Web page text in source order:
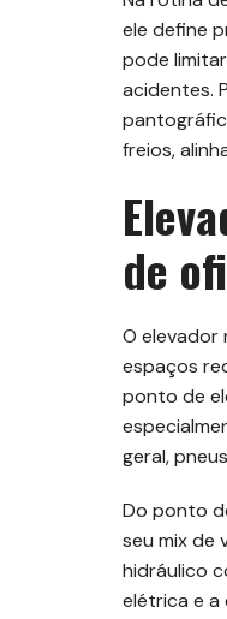
ele define
pode
acidentes.
freios,
de
O elevador
espaços
ponto de
geral,
Do ponto
seu mix de
hidráulico
elétrica e a